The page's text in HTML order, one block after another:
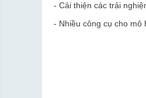
- Cải thiện các trải
- Nhiều công cụ cho mô